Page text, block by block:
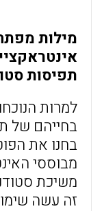
מילות
תפיסות
למרות
בחייהם של
בחנו את
מבוססי
משיכת